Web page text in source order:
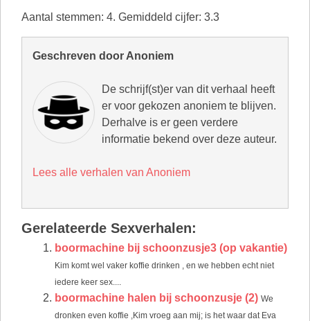
Aantal stemmen: 4. Gemiddeld cijfer: 3.3
Geschreven door Anoniem
De schrijf(st)er van dit verhaal heeft
er voor gekozen anoniem te blijven.
Derhalve is er geen verdere
informatie bekend over deze auteur.
Lees alle verhalen van Anoniem
Gerelateerde Sexverhalen:
boormachine bij schoonzusje3 (op vakantie)
Kim komt wel vaker koffie drinken , en we hebben echt niet
iedere keer sex....
boormachine halen bij schoonzusje (2) We
dronken even koffie ,Kim vroeg aan mij; is het waar dat Eva